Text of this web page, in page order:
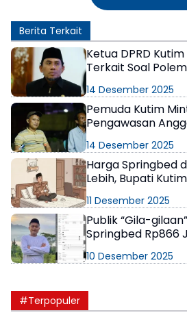
Berita Terkait
Ketua DPRD
Terkait Soal
14 Desember 2025
Pemuda Kutim
Pengawasan
14 Desember 2025
Harga Springbed
Lebih, Bupati
11 Desember 2025
Publik “Gila-
Springbed Rp866
10 Desember 2025
#Terpopuler